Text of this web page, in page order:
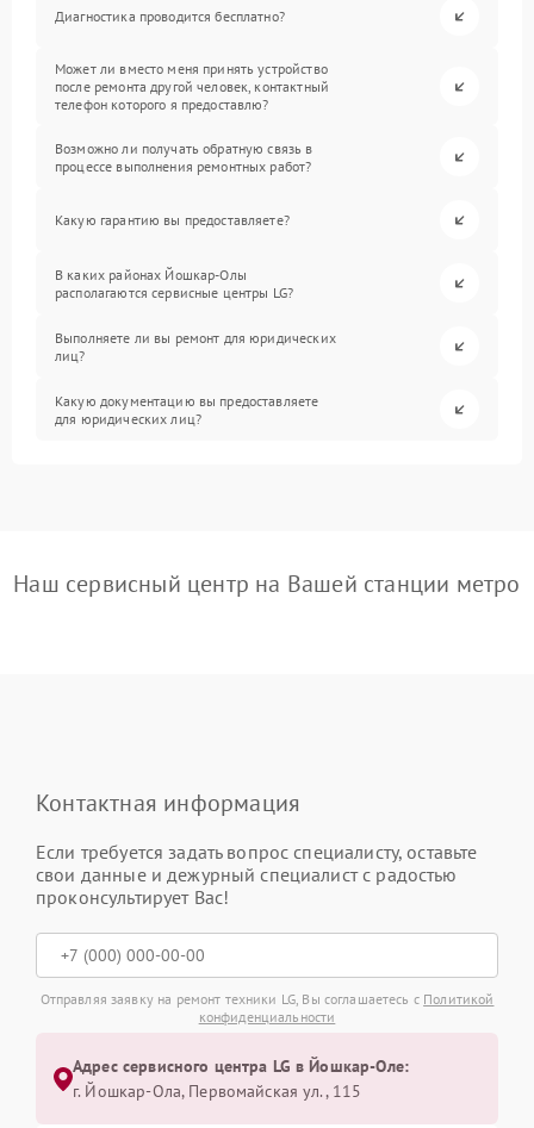
Диагностика проводится бесплатно?
Может ли вместо меня принять устройство
после ремонта другой человек, контактный
телефон которого я предоставлю?
Возможно ли получать обратную связь в
процессе выполнения ремонтных работ?
Какую гарантию вы предоставляете?
В каких районах Йошкар-Олы
располагаются сервисные центры LG?
Выполняете ли вы ремонт для юридических
лиц?
Какую документацию вы предоставляете
для юридических лиц?
Наш сервисный центр на Вашей станции метро
Контактная информация
Если требуется задать вопрос специалисту, оставьте
свои данные и дежурный специалист с радостью
проконсультирует Вас!
Отправляя заявку на ремонт техники LG, Вы соглашаетесь с Политикой
конфиденциальности
Адрес сервисного центра LG в Йошкар-Оле:
г. Йошкар-Ола, Первомайская ул., 115